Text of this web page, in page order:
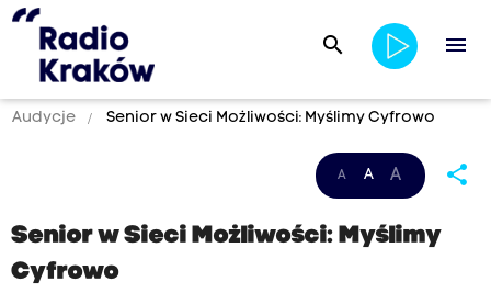
search menu
Audycje Senior w Sieci Możliwości: Myślimy Cyfrowo
A A A share
Senior w Sieci Możliwości: Myślimy
Cyfrowo